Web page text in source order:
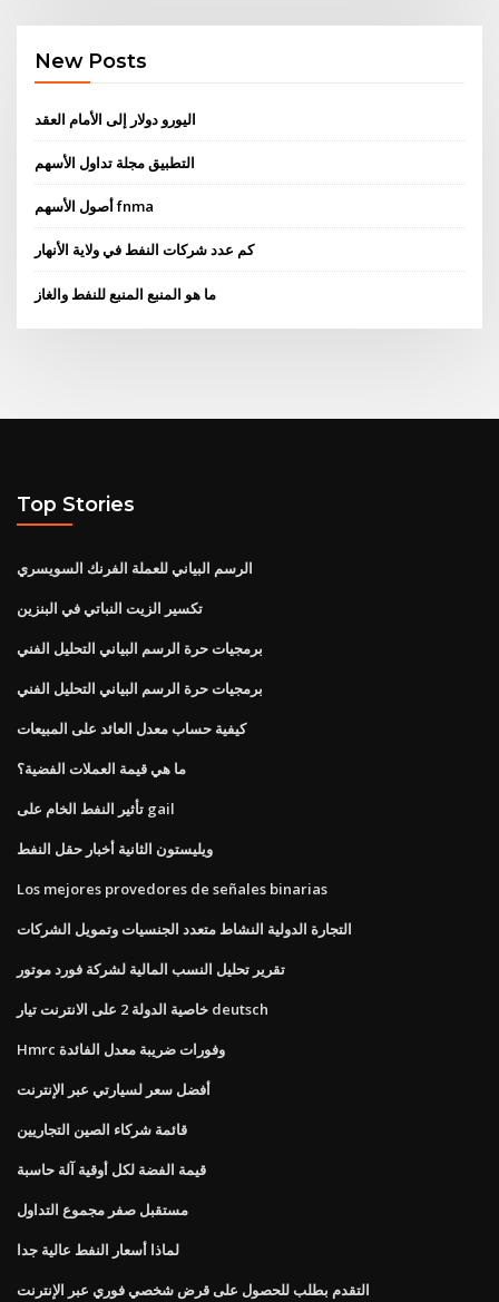
New Posts
اليورو دولار إلى الأمام العقد
التطبيق مجلة تداول الأسهم
أصول الأسهم fnma
كم عدد شركات النفط في ولاية الأنهار
ما هو المنبع المنبع للنفط والغاز
Top Stories
الرسم البياني للعملة الفرنك السويسري
تكسير الزيت النباتي في البنزين
برمجيات حرة الرسم البياني التحليل الفني
برمجيات حرة الرسم البياني التحليل الفني
كيفية حساب معدل العائد على المبيعات
ما هي قيمة العملات الفضية؟
تأثير النفط الخام على gail
ويليستون الثانية أخبار حقل النفط
Los mejores provedores de señales binarias
التجارة الدولية النشاط متعدد الجنسيات وتمويل الشركات
تقرير تحليل النسب المالية لشركة فورد موتور
خاصية الدولة 2 على الانترنت تيار deutsch
Hmrc وفورات ضريبة معدل الفائدة
أفضل سعر لسيارتي عبر الإنترنت
قائمة شركاء الصين التجاريين
قيمة الفضة لكل أوقية آلة حاسبة
مستقبل صفر مجموع التداول
لماذا أسعار النفط عالية جدا
التقدم بطلب للحصول على قرض شخصي فوري عبر الإنترنت